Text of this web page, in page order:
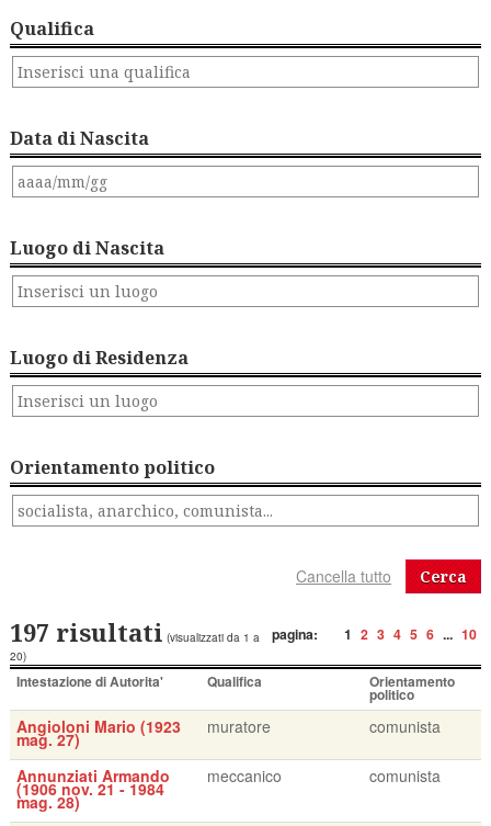
Qualifica
Data di Nascita
Luogo di Nascita
Luogo di Residenza
Orientamento politico
Cerca
pagina: 1 2 3 4 5 6 ... 10
197 risultati (visualizzati da 1 a
20)
Intestazione di Autorita' Qualifica Orientamento
politico
Angioloni Mario (1923
mag. 27)
muratore comunista
Annunziati Armando
(1906 nov. 21 - 1984
mag. 28)
meccanico comunista